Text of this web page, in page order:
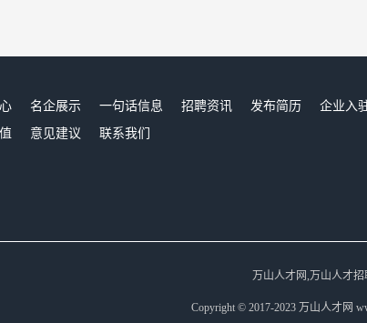
名企展示 一句话信息 招聘资讯 发布简历 企业入
意见建议 联系我们
万山人才网,万山人才
Copyright © 2017-2023 万山人才网